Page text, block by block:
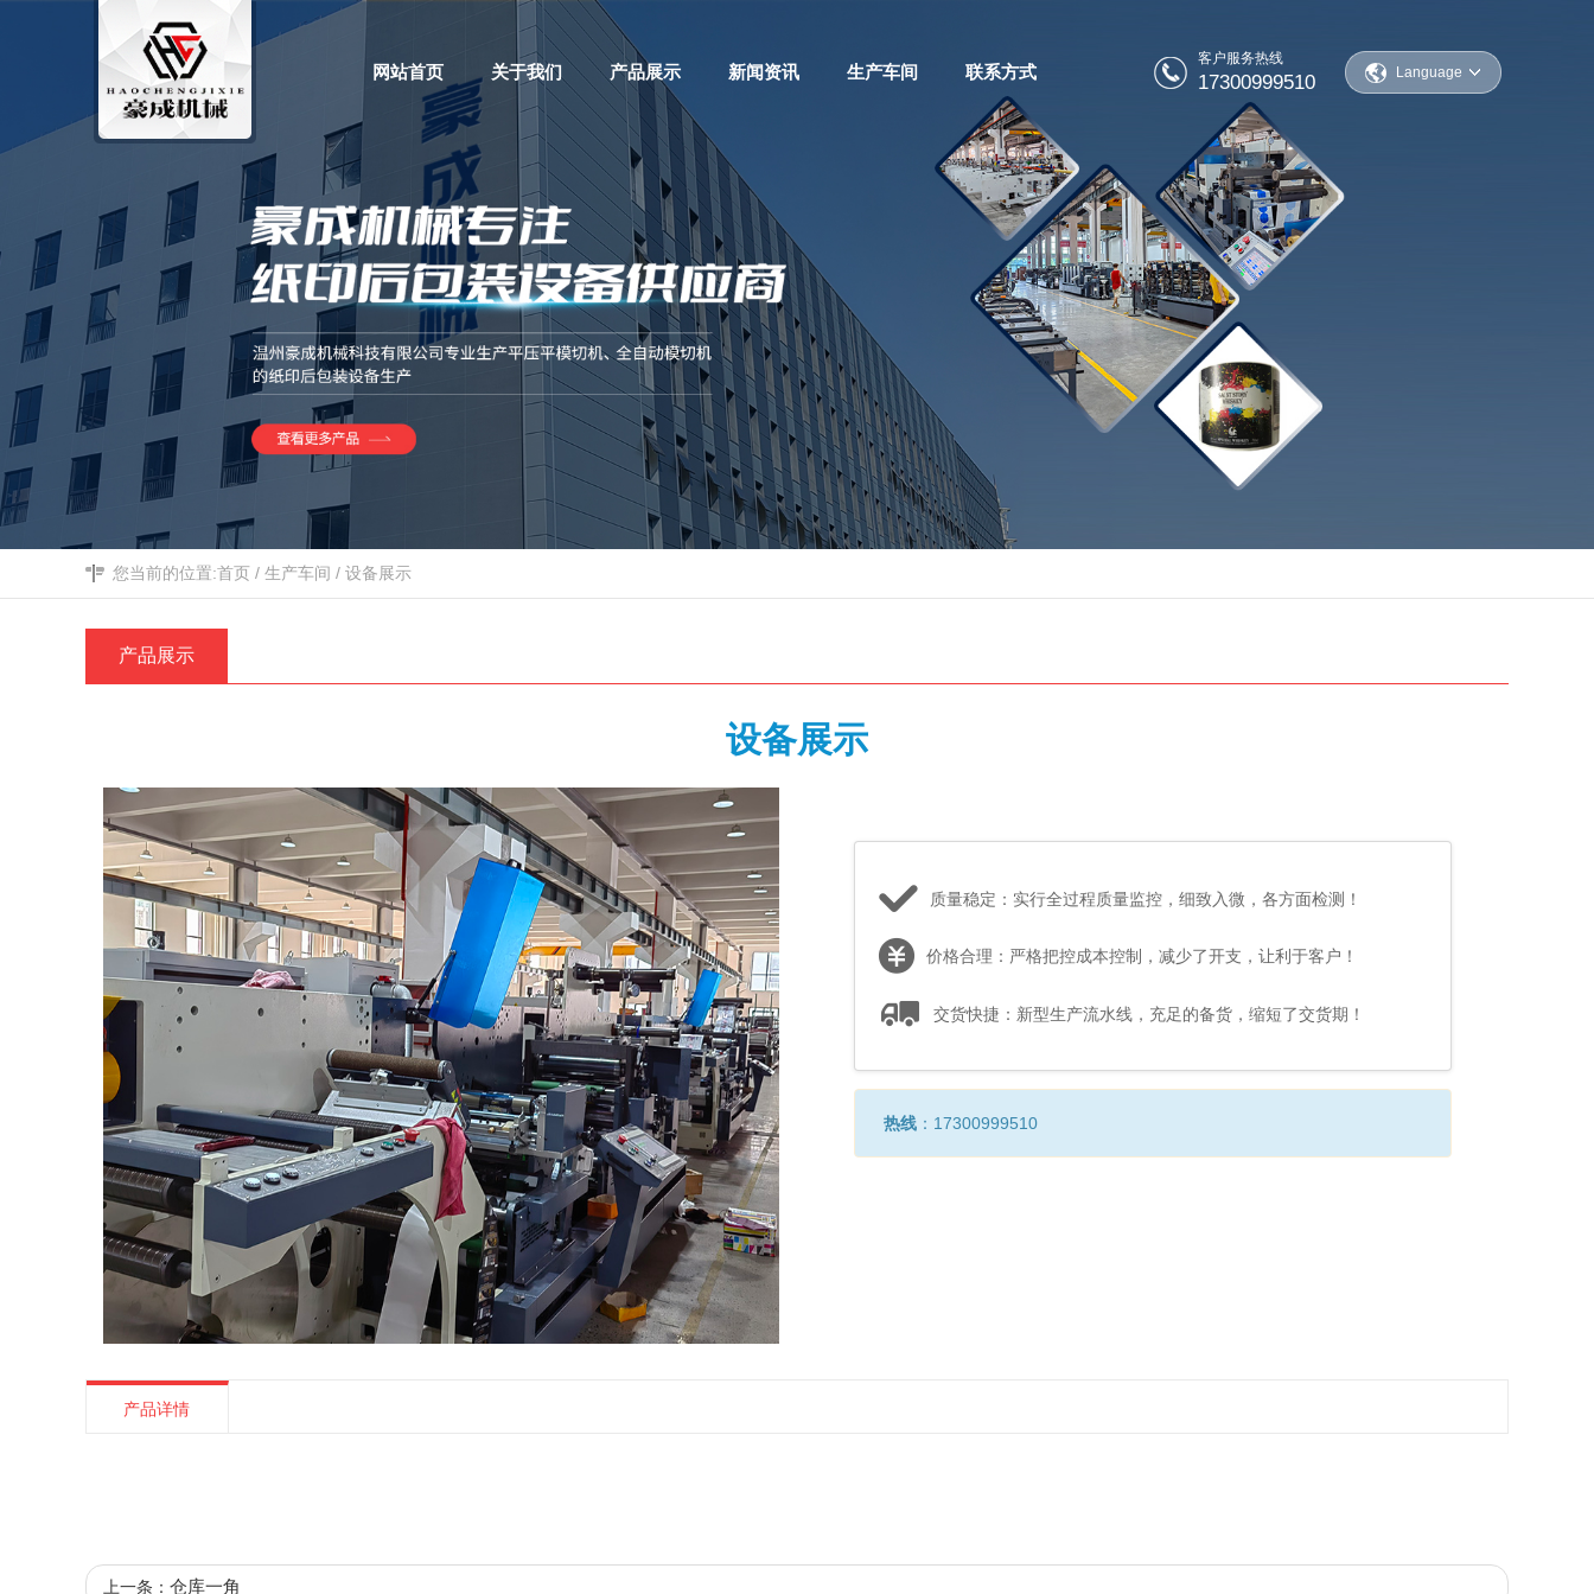
网站首页 关于我们 产品展示 新闻资讯 生产车间 联系方式
客户服务热线
17300999510 Language
您当前的位置:首页 / 生产车间 / 设备展示
产品展示
设备展示
质量稳定：实行全过程质量监控，细致入微，各方面检测！
价格合理：严格把控成本控制，减少了开支，让利于客户！
交货快捷：新型生产流水线，充足的备货，缩短了交货期！
热线 ：17300999510
产品详情
上一条： 仓库一角